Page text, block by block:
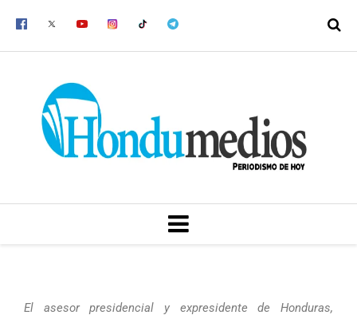
MENU
El asesor presidencial y expresidente de Honduras,